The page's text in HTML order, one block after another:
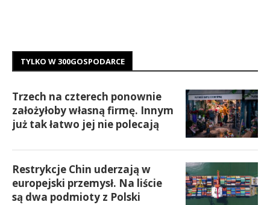
TYLKO W 300GOSPODARCE
Trzech na czterech ponownie
założyłoby własną firmę. Innym
już tak łatwo jej nie polecają
Restrykcje Chin uderzają w
europejski przemysł. Na liście
są dwa podmioty z Polski